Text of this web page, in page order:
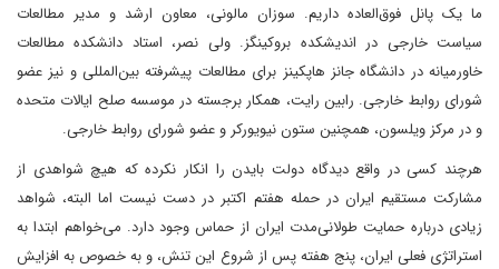
ما یک پانل فوق‌العاده داریم. سوزان مالونی، معاون ارشد و مدیر مطالعات
سیاست خارجی در اندیشکده بروکینگز. ولی نصر، استاد دانشکده مطالعات
خاورمیانه در دانشگاه جانز هاپکینز برای مطالعات پیشرفته بین‌المللی و نیز عضو
شورای روابط خارجی. رابین رایت، همکار برجسته در موسسه صلح ایالات متحده
و در مرکز ویلسون، همچنین ستون نیویورکر و عضو شورای روابط خارجی.
هرچند کسی در واقع دیدگاه دولت بایدن را انکار نکرده که هیچ شواهدی از
مشارکت مستقیم ایران در حمله هفتم اکتبر در دست نیست اما البته، شواهد
زیادی درباره حمایت طولانی‌مدت ایران از حماس وجود دارد. می‌خواهم ابتدا به
استراتژی فعلی ایران، پنج هفته پس از شروع این تنش، و به خصوص به افزایش